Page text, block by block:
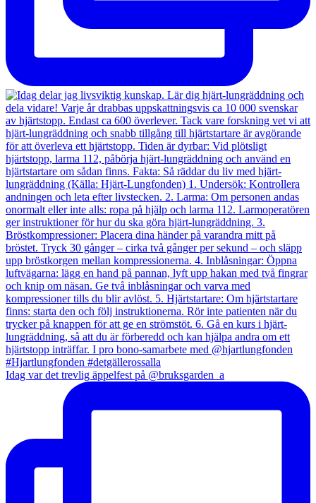
Idag var det trevlig äppelfest på @bruksgarden_a